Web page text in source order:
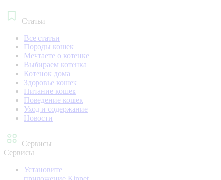
Статьи
Все статьи
Породы кошек
Мечтаете о котенке
Выбираем котенка
Котенок дома
Здоровье кошек
Питание кошек
Поведение кошек
Уход и содержание
Новости
Сервисы
Сервисы
Установите
приложение Kinpet